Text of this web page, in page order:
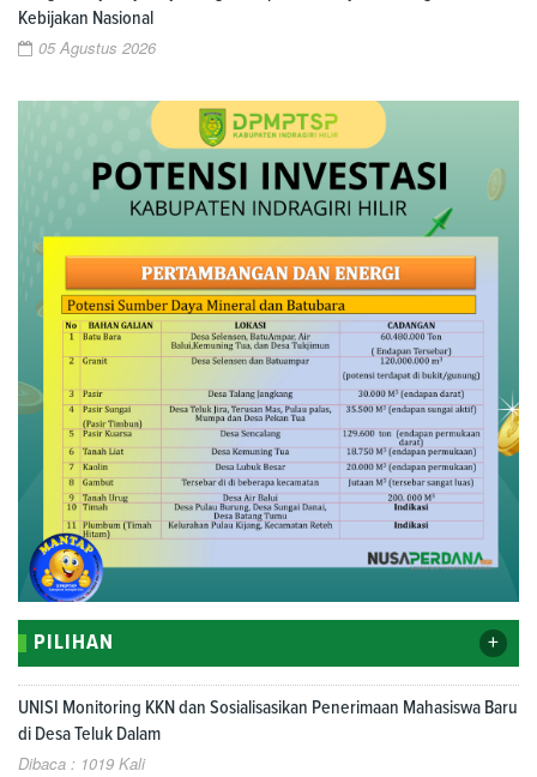
Kebijakan Nasional
05 Agustus 2026
PILIHAN +
UNISI Monitoring KKN dan Sosialisasikan Penerimaan Mahasiswa Baru
di Desa Teluk Dalam
Dibaca : 1019 Kali